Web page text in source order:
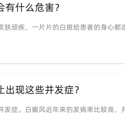
什么危害？
顽疾，一片片的白斑给患者的身心都
现这些并发症？
症。白癜风近年来的发病率比较高，